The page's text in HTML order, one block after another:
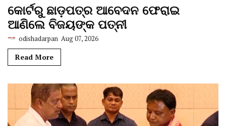
କୋର୍ଟରୁ ଛାଡ଼ପତ୍ର ଆବେଦନ ଫେରାଇ
ଆଣିଲେ ବିଜୟଙ୍କ ପତ୍ନୀ
odishadarpan Aug 07, 2026
Read More